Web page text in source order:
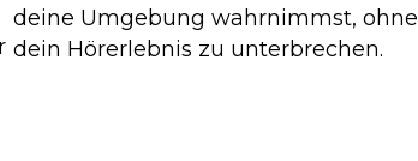
deine Umgebung wahrnimmst, ohne
dein Hörerlebnis zu unterbrechen.